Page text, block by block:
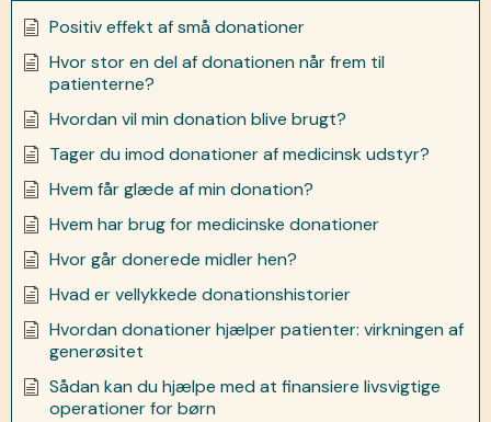
Positiv effekt af små donationer
Hvor stor en del af donationen når frem til
patienterne?
Hvordan vil min donation blive brugt?
Tager du imod donationer af medicinsk udstyr?
Hvem får glæde af min donation?
Hvem har brug for medicinske donationer
Hvor går donerede midler hen?
Hvad er vellykkede donationshistorier
Hvordan donationer hjælper patienter: virkningen af
generøsitet
Sådan kan du hjælpe med at finansiere livsvigtige
operationer for børn